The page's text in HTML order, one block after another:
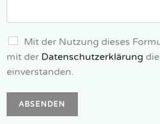
Mit der Nutzung dieses
mit der Datenschutzerklärung
einverstanden.
ABSENDEN